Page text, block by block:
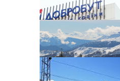
У Києві заборонили
У медцентрі